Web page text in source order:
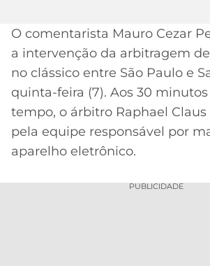
BETBOOM
CÓDIGO
DE
INDICAÇÃO
BET365
CÓDIGO
PALMEIRAS
CORINTHIANS
SÃO
PAULO
SÉRIE
LIBERTADORES
COPA
DO
BRASIL
ESPORTIVA
MERCADO
DA
BOLA
PALPITES
O comentarista Mauro Cezar
a intervenção da arbitragem de
no clássico entre São Paulo e
quinta-feira (7). Aos 30
tempo, o árbitro Raphael
pela equipe responsável por
aparelho eletrônico.
PUBLICIDADE